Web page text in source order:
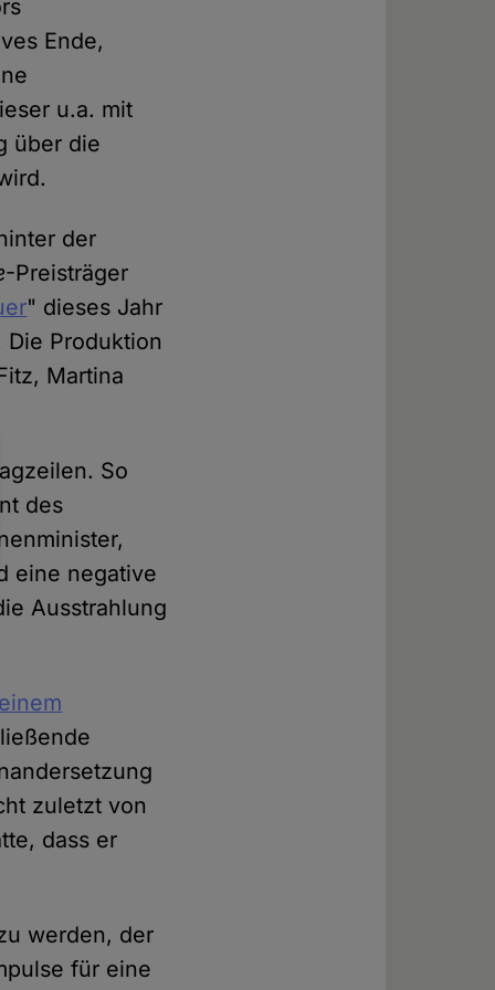
Ende,
u.a. mit
über die
der
-Preisträger
" dieses Jahr
Produktion
Martina
So
des
eine negative
Ausstrahlung
zuletzt von
dass er
werden, der
für eine